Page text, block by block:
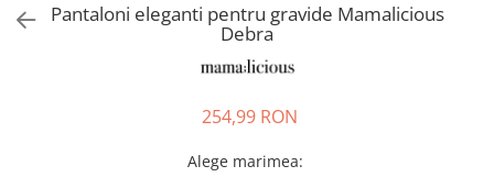
Pantaloni eleganti pentru gravide Mamalicious
Debra
254,99 RON
Alege marimea: